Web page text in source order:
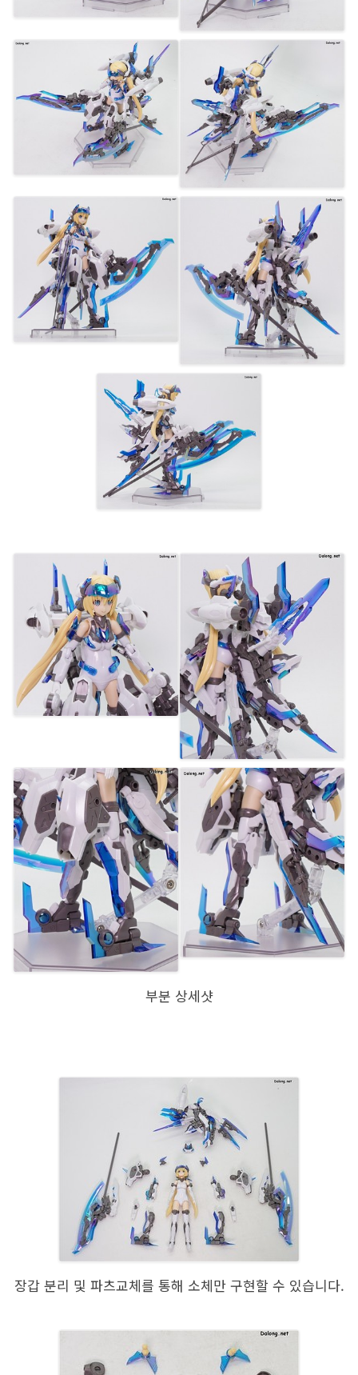
부분 상세샷
장갑 분리 및 파츠교체를 통해 소체만 구현할 수 있습니다.